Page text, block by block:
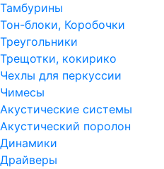
Тамбурины
Тон-блоки, Коробочки
Треугольники
Трещотки, кокирико
Чехлы для перкуссии
Чимесы
Акустические системы
Акустический поролон
Динамики
Драйверы